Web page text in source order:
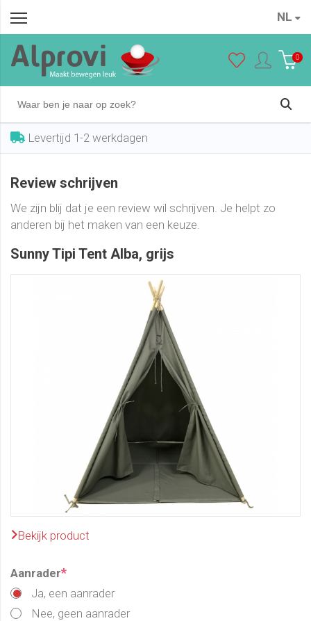
NL
0
Levertijd 1-2 werkdagen
Review schrijven
We zijn blij dat je een review wil schrijven. Je helpt zo
anderen bij het maken van een keuze.
Sunny Tipi Tent Alba, grijs
Bekijk product
Aanrader*
Ja, een aanrader
Nee, geen aanrader